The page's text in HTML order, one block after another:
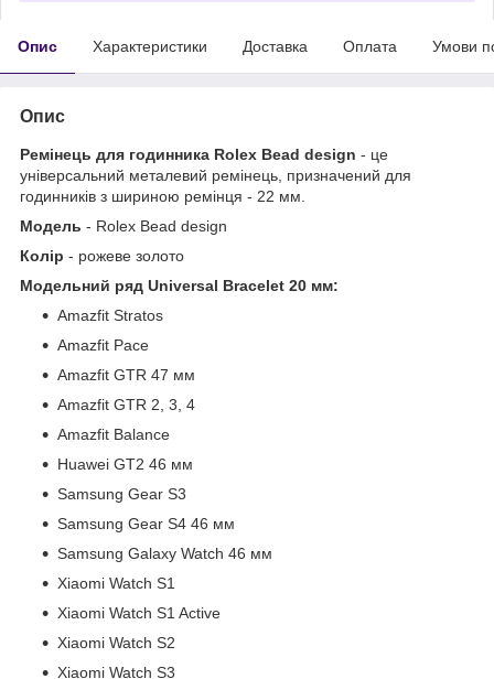
Опис Характеристики Доставка Оплата Умови
Опис
Ремінець для годинника Rolex Bead design - це
універсальний металевий ремінець, призначений для
годинників з шириною ремінця - 22 мм.
Модель - Rolex Bead design
Колір - рожеве золото
Модельний ряд Universal Bracelet 20 мм:
Amazfit Stratos
Amazfit Pace
Amazfit GTR 47 мм
Amazfit GTR 2, 3, 4
Amazfit Balance
Huawei GT2 46 мм
Samsung Gear S3
Samsung Gear S4 46 мм
Samsung Galaxy Watch 46 мм
Xiaomi Watch S1
Xiaomi Watch S1 Active
Xiaomi Watch S2
Xiaomi Watch S3